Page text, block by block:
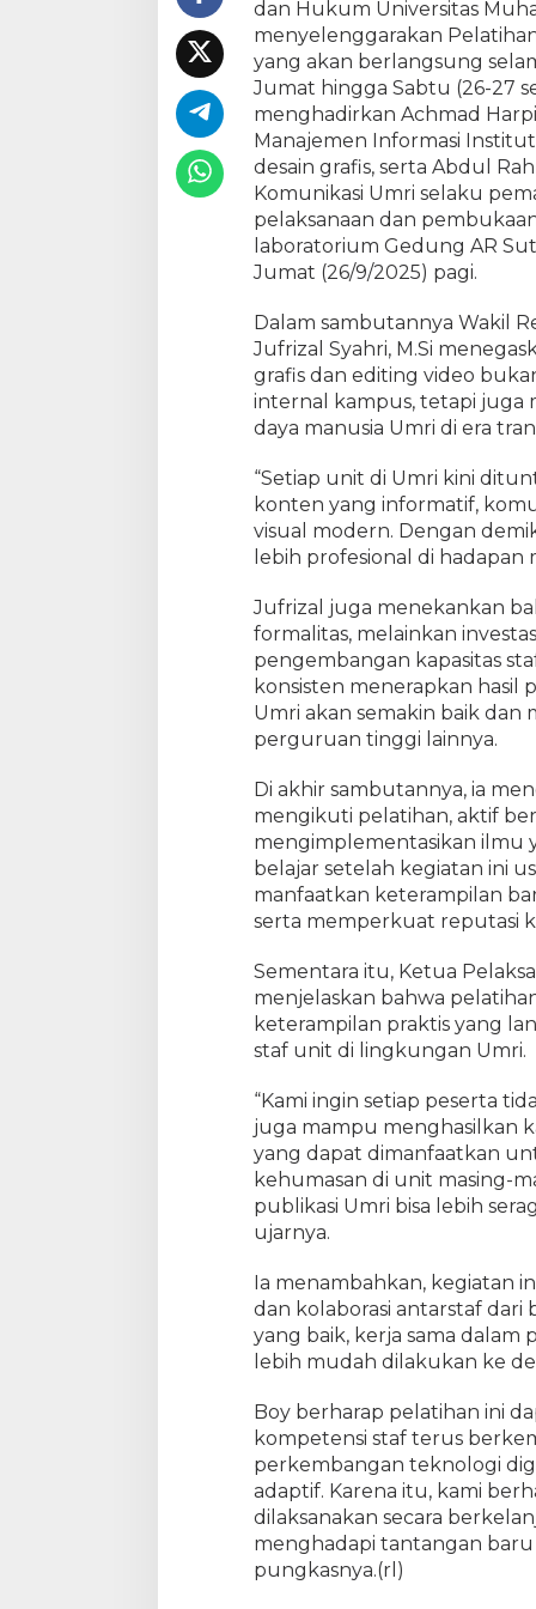
n
E
d
i
n
g
V
i
d
e
u
n
u
k
T
n
g
k
a
k
a
n
m
p
t
e
n
s
i
S
a
dan Hukum Universitas
menyelenggarakan
yang akan berlangsung
Jumat hingga Sabtu (26-27
menghadirkan Achmad
Manajemen Informasi
desain grafis, serta Abdul
Komunikasi Umri selaku
pelaksanaan dan
laboratorium Gedung AR
Jumat (26/9/2025) pagi.
Dalam sambutannya Wakil
Jufrizal Syahri, M.Si
grafis dan editing video
internal kampus, tetapi juga
daya manusia Umri di era
“Setiap unit di Umri kini
konten yang informatif,
visual modern. Dengan
lebih profesional di hadapan
Jufrizal juga menekankan
formalitas, melainkan
pengembangan kapasitas
konsisten menerapkan hasil
Umri akan semakin baik dan
perguruan tinggi lainnya.
Di akhir sambutannya, ia
mengikuti pelatihan, aktif
mengimplementasikan ilmu
belajar setelah kegiatan ini
manfaatkan keterampilan
serta memperkuat reputasi
Sementara itu, Ketua
menjelaskan bahwa
keterampilan praktis yang
staf unit di lingkungan Umri.
“Kami ingin setiap peserta
juga mampu menghasilkan
yang dapat dimanfaatkan
kehumasan di unit masing-
publikasi Umri bisa lebih
ujarnya.
Ia menambahkan, kegiatan
dan kolaborasi antarstaf dari
yang baik, kerja sama
lebih mudah dilakukan ke
Boy berharap pelatihan ini
kompetensi staf terus
perkembangan teknologi
adaptif. Karena itu, kami
dilaksanakan secara
menghadapi tantangan baru
pungkasnya.(rl)